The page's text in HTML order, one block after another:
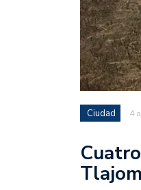
Ciudad 4